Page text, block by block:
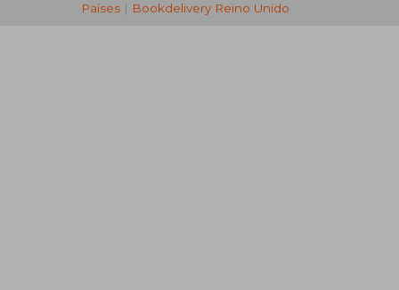
Países | Bookdelivery Reino Unido